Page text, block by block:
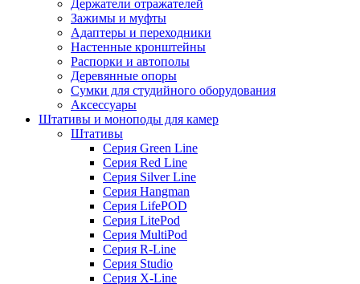
Держатели отражателей
Зажимы и муфты
Адаптеры и переходники
Настенные кронштейны
Распорки и автополы
Деревянные опоры
Сумки для студийного оборудования
Аксессуары
Штативы и моноподы для камер
Штативы
Серия Green Line
Серия Red Line
Серия Silver Line
Серия Hangman
Серия LifePOD
Серия LitePod
Серия MultiPod
Серия R-Line
Серия Studio
Серия X-Line